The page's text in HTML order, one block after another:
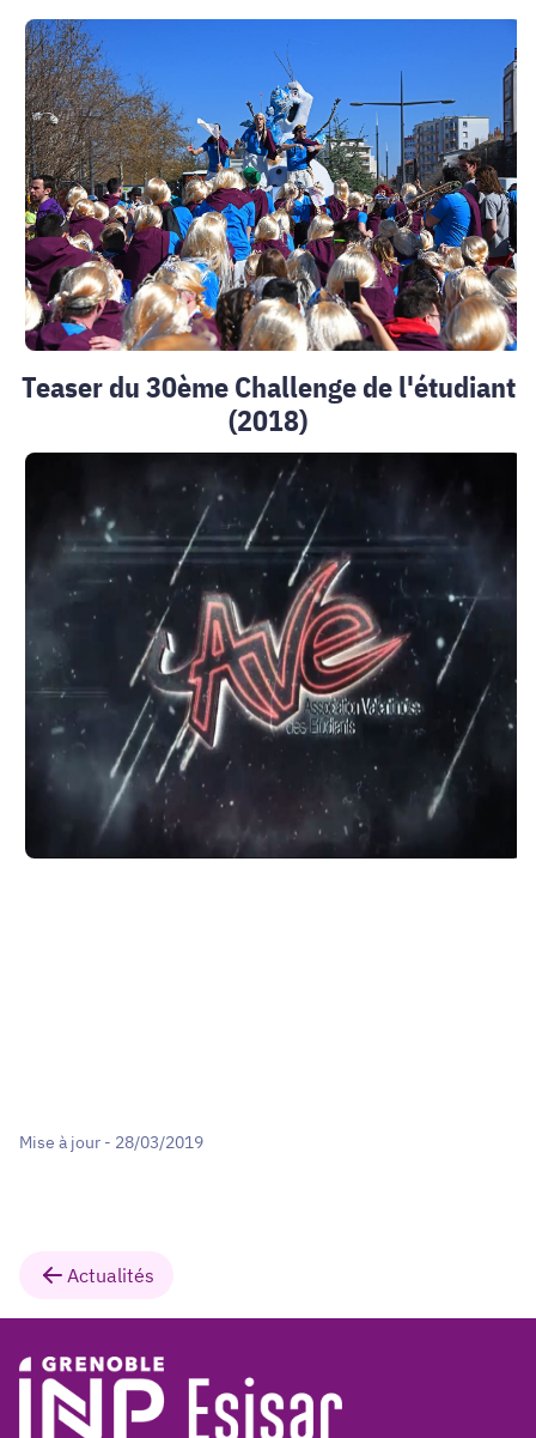
Teaser du 30ème Challenge de l'étudiant
(2018)
Mise à jour - 28/03/2019
Actualités